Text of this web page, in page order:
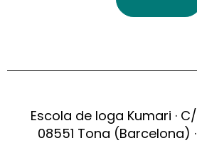
Escola de Ioga Kumari ·
08551 Tona (Barcelona)